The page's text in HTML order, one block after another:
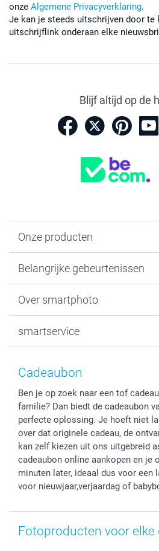
onze Algemene Privacyverklaring.
Je kan je steeds uitschrijven door te
uitschrijflink onderaan elke
Blijf altijd op de
Onze producten
Fotogeschenken
Fotoprints, Fotoposter &
MyNameBook
Stickers en Etiketten
Fotokalenders & Fotoagenda's
Belangrijke gebeurtenissen
Baby
Communie- en Lentefeest
Geschenken voor hem
Moederdag
Vaderdag
Verjaardag
Geboorte
Over smartphoto
Duurzaamheid
Voorwaarden
Klachtenregeling
Wettelijke garantie
Privacybeleid
Cookiebeleid
Prijslijst
Jobs & Stages
Investor Relations
smartservice
smartgarantie
Betalingsmogelijkheden
Grote bestellingen
Levering
Mijn orderstatus
smartfriends
Cadeaubon
Ben je op zoek naar een tof
familie? Dan biedt de cadeaubon
perfecte oplossing. Je hoeft niet
over dat originele cadeau, de
kan zelf kiezen uit ons uitgebreid
cadeaubon online aankopen en je
minuten later, ideaal dus voor een
voor nieuwjaar,verjaardag of
Fotoproducten voor elke